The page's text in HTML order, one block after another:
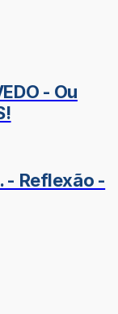
- Ou
- Reflexão -